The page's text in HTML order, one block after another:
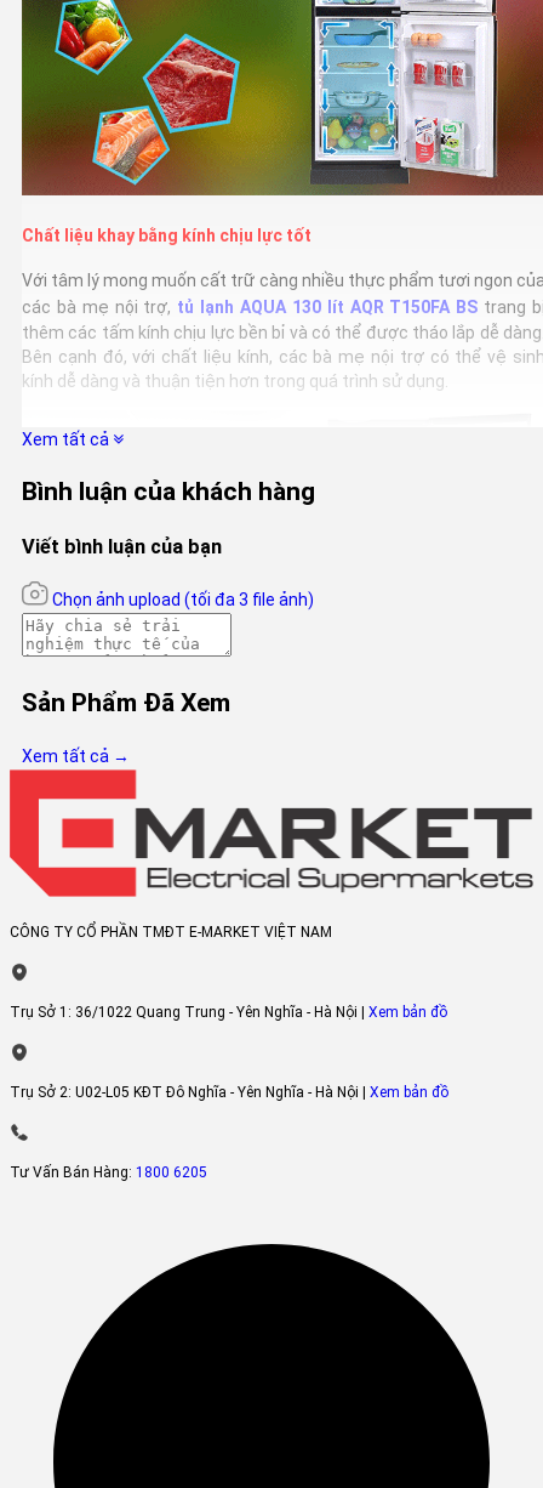
Chất liệu khay bằng kính chịu lực tốt
Với tâm lý mong muốn cất trữ càng nhiều thực phẩm tươi ngon
các bà mẹ nội trợ, tủ lạnh AQUA 130 lít AQR T150FA BS trang
thêm các tấm kính chịu lực bền bỉ và có thể được tháo lắp dễ
Bên cạnh đó, với chất liệu kính, các bà mẹ nội trợ có thể vệ
kính dễ dàng và thuận tiện hơn trong quá trình sử dụng.
Diệt khuẩn, khử mùi hiệu quả Nano Fresh AG+
Công nghệ Nano Fresh Ag+ ứng dụng tính chất của các
Ag+, giúp diệt khuẩn và ngăn ngừa sự phát triển của vi khuẩn
mốc, giữ bầu không khí luôn sạch khuẩn và thoáng mát. Với sự
trợ này, chúng ta có thể thoải mái lưu trữ thực phẩm cho gia
nhiều ngày mà không phải lo đến việc ám mùi.
Hệ thống đèn LED bền
Đây là tính năng được hãng
trang bị thêm, giúp điều chỉnh
sáng vừa phải và tiết kiệm điện năng. Đồng thời, đèn giúp người
dụng dễ quan sát hơn trong việc lấy thực phẩm.
Xem tất cả
Bình luận của khách hàng
Viết bình luận của bạn
Chọn ảnh upload (tối đa 3 file ảnh)
Sản Phẩm Đã Xem
Xem tất cả →
CÔNG TY CỔ PHẦN TMĐT E-MARKET VIỆT NAM
Trụ Sở 1: 36/1022 Quang Trung - Yên Nghĩa - Hà Nội | Xem bản đồ
Trụ Sở 2: U02-L05 KĐT Đô Nghĩa - Yên Nghĩa - Hà Nội | Xem bản đồ
Tư Vấn Bán Hàng: 1800 6205